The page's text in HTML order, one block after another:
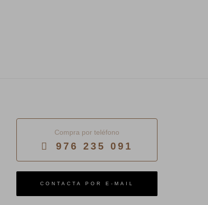
Compra por teléfono
976 235 091
E-MAIL